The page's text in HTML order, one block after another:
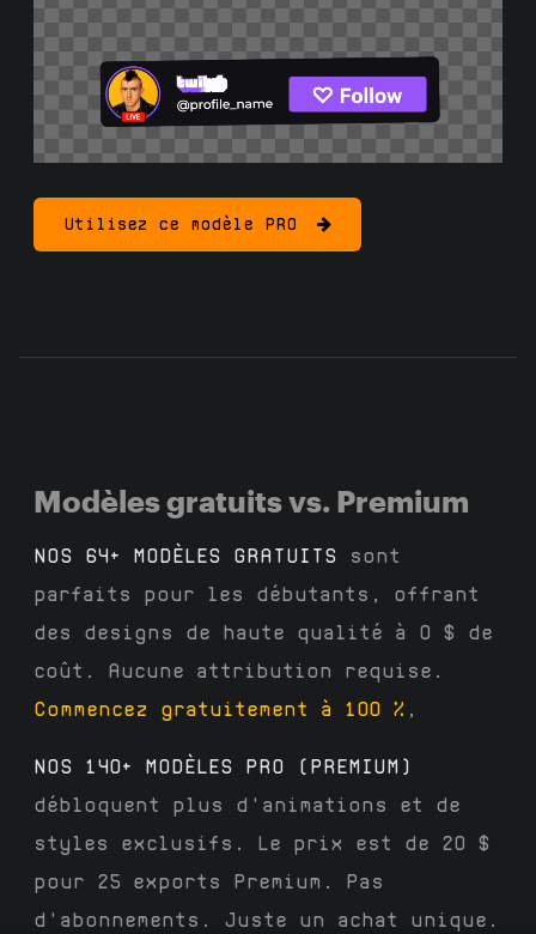
Utilisez ce modèle PRO
Modèles gratuits vs. Premium
NOS 64+ MODÈLES GRATUITS sont
parfaits pour les débutants, offrant
des designs de haute qualité à 0 $ de
coût. Aucune attribution requise.
Commencez gratuitement à 100 % ,
NOS 140+ MODÈLES PRO (PREMIUM)
débloquent plus d'animations et de
styles exclusifs. Le prix est de 20 $
pour 25 exports Premium. Pas
d'abonnements. Juste un achat unique.